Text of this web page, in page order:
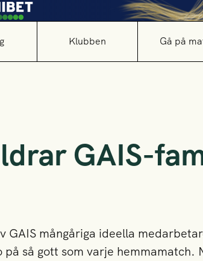
Klubben Gå på
GAIS-
GAIS mångåriga ideella
så gott som varje hemmamatch.